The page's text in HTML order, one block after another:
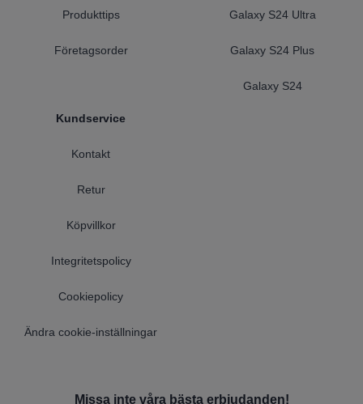
Produkttips
Företagsorder
Kundservice
Kontakt
Retur
Köpvillkor
Integritetspolicy
Cookiepolicy
Ändra cookie-inställningar
Galaxy S24 Ultra
Galaxy S24 Plus
Galaxy S24
Missa inte våra bästa erbjudanden!